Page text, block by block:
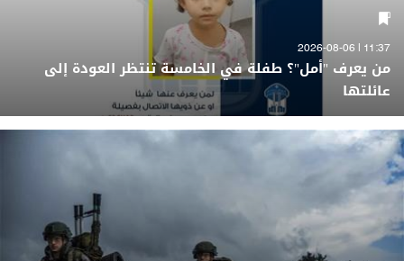
11:37 | 2026-08-06
من يعرف "أمل"؟ طفلة في الخامسة تنتظر العودة إلى
عائلتها